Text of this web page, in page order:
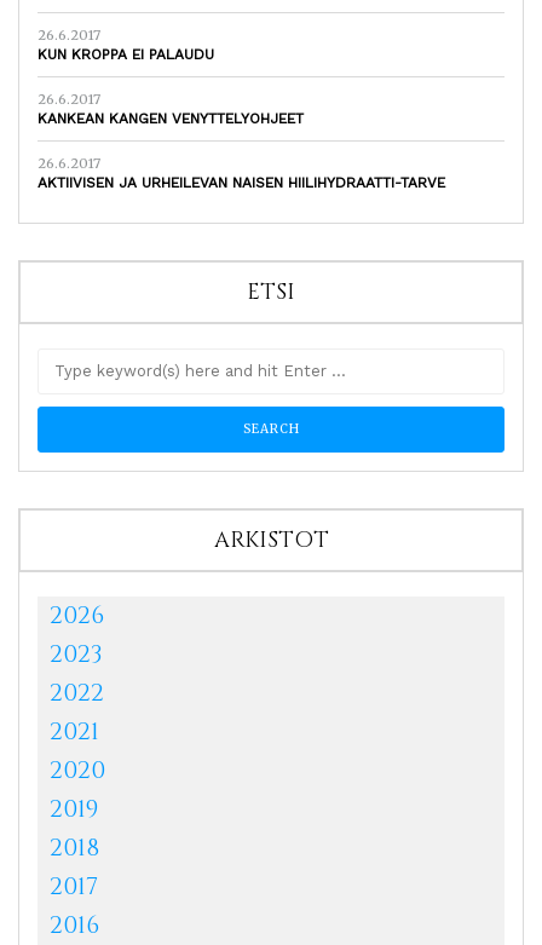
26.6.2017
KUN KROPPA EI PALAUDU
26.6.2017
KANKEAN KANGEN VENYTTELYOHJEET
26.6.2017
AKTIIVISEN JA URHEILEVAN NAISEN HIILIHYDRAATTI-TARVE
ETSI
ARKISTOT
2026
2023
2022
2021
2020
2019
2018
2017
2016